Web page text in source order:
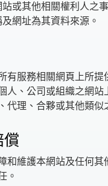
站或其他相關權利人之
網址為其資料來源。
有服務相關網頁上所
人、公司或組織之網
代理、合夥或其他類似
償
和維護本網站及任何
。